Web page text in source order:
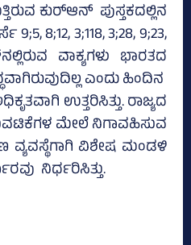
ಕುರ್‌ಆನ್‌ ಪುಸ್ತಕದಲ್ಲಿನ
8;12, 3;118, 3;28, 9;23,
ವಾಕ್ಯಗಳು ಭಾರತದ
ಎಂದು ಹಿಂದಿನ
ಉತ್ತರಿಸಿತ್ತು. ರಾಜ್ಯದ
ಮೇಲೆ ನಿಗಾವಹಿಸುವ
ವ್ಯವಸ್ಥೆಗಾಗಿ ವಿಶೇಷ ಮಂಡಳಿ
ನಿರ್ಧರಿಸಿತ್ತು.